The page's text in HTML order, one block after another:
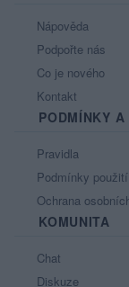
Nápověda
Podpořte nás
Co je nového
Kontakt
PODMÍNKY A
Pravidla
Podmínky použití
Ochrana
KOMUNITA
Chat
Diskuze